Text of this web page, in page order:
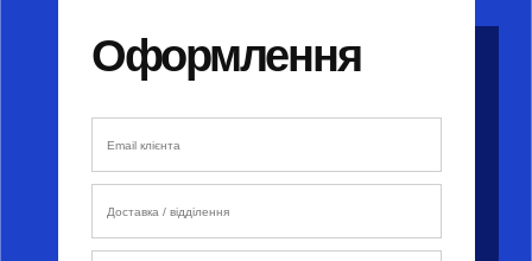
Оформлення
Email клієнта
Доставка / відділення